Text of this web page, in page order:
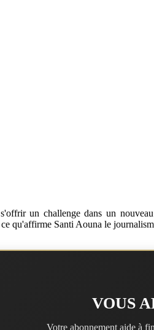
un challenge dans un
qu'affirme Santi Aouna le
VOUS
Votre abonnement aide à